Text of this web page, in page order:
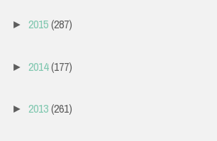
► 2015(287)
► 2014(177)
► 2013(261)